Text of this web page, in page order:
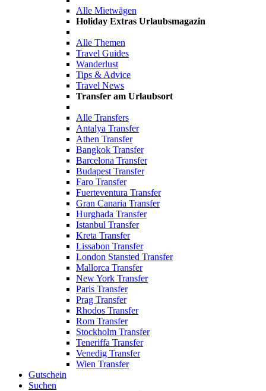
Alle Mietwägen
Holiday Extras Urlaubsmagazin
Alle Themen
Travel Guides
Wanderlust
Tips & Advice
Travel News
Transfer am Urlaubsort
Alle Transfers
Antalya Transfer
Athen Transfer
Bangkok Transfer
Barcelona Transfer
Budapest Transfer
Faro Transfer
Fuerteventura Transfer
Gran Canaria Transfer
Hurghada Transfer
Istanbul Transfer
Kreta Transfer
Lissabon Transfer
London Stansted Transfer
Mallorca Transfer
New York Transfer
Paris Transfer
Prag Transfer
Rhodos Transfer
Rom Transfer
Stockholm Transfer
Teneriffa Transfer
Venedig Transfer
Wien Transfer
Gutschein
Suchen